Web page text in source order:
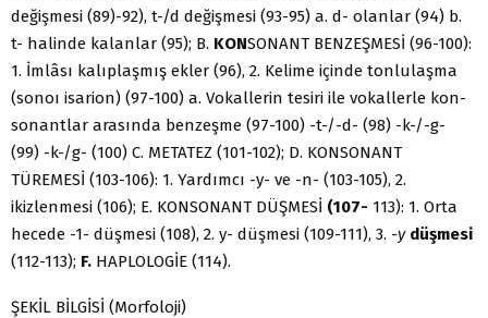
değişmesi (89)-92), t-/d değişmesi (93-95) a. d- olanlar (94) b.
t- halinde kalanlar (95); B. KON­SONANT BENZEŞMESİ (96-100):
1. İmlâsı kalıplaşmış ekler (96), 2. Kelime içinde tonlulaşma
(sonoı isarion) (97-100) a. Vokallerin tesiri ile vokallerle kon­
sonantlar arasında benzeşme (97-100) -t-/-d- (98) -k-/-g-
(99) -k-/g- (100) C. ME­TATEZ (101-102); D. KONSONANT
TÜREMESİ (103-106): 1. Yardımcı -y- ve -n- (103-105), 2.
ikizlenmesi (106); E. KONSONANT DÜŞMESİ (107- 113): 1. Orta
hecede -1- düşmesi (108), 2. y- düşmesi (109-111), 3. -y düşmesi
(112-113); F. HAPLOLOGİE (114).
ŞEKİL BİLGİSİ (Morfoloji)